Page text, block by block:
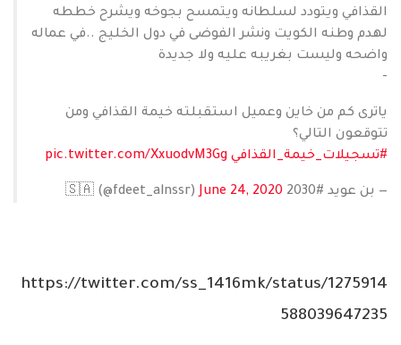
القذافي ويتودد لسلطانه ويتمسح بجوخه ويشرح خططه
لهدم وطنه الكويت ونشر الفوضى في دول الخليج ..في عماله
واضحه وليست بغريبه عليه ولا جديدة
-
ياترى كم من خاين وعميل استقبلته خيمة القذافي ومن
تتوقعون التالي؟
#تسجيلات_خيمة_القذافي pic.twitter.com/XxuodvM3Gg
— بن عويد #2030 🇸🇦 (@fdeet_alnssr) June 24, 2020
https://twitter.com/ss_1416mk/status/1275914
588039647235